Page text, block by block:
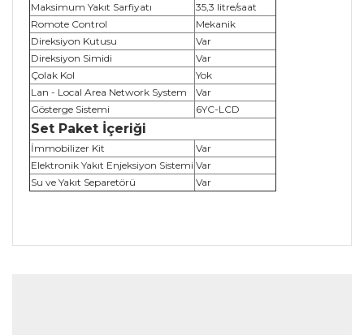
Maksimum Yakıt Sarfiyatı
35,3 litre/saat
Romote Control
Mekanik
Direksiyon Kutusu
Var
Direksiyon Simidi
Var
Çolak Kol
Yok
Lan - Local Area Network System
Var
Gösterge Sistemi
6YC-LCD
Set Paket İçeriği
İmmobilizer Kit
Var
Elektronik Yakıt Enjeksiyon Sistemi Var
Su ve Yakıt Separetörü
Var
Bu ürünün fiyat bilgisi, resim, ürün açıklamalarında ve